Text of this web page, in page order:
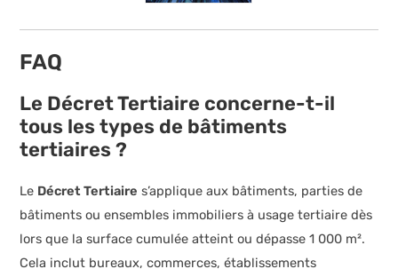
FAQ
Le Décret Tertiaire concerne-t-il
tous les types de bâtiments
tertiaires ?
Le Décret Tertiaire s’applique aux bâtiments, parties de
bâtiments ou ensembles immobiliers à usage tertiaire dès
lors que la surface cumulée atteint ou dépasse 1 000 m².
Cela inclut bureaux, commerces, établissements